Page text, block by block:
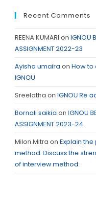
Recent Comments
REENA KUMARI on IGNOU
ASSIGNMENT 2022-23
Ayisha umaira on How to
IGNOU
Sreelatha on IGNOU Re
Bornali saikia on IGNOU
ASSIGNMENT 2023-24
Milon Mitra on Explain
method. Discuss the
of interview method.